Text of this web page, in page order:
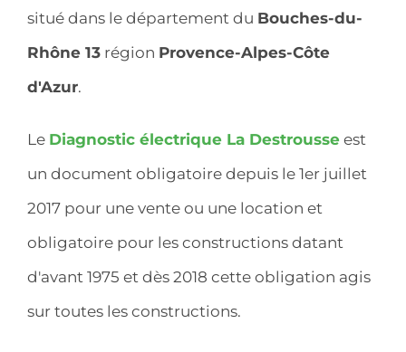
situé dans le département du Bouches-du-
Rhône 13 région Provence-Alpes-Côte
d'Azur.
Le Diagnostic électrique La Destrousse est
un document obligatoire depuis le 1er juillet
2017 pour une vente ou une location et
obligatoire pour les constructions datant
d'avant 1975 et dès 2018 cette obligation agis
sur toutes les constructions.